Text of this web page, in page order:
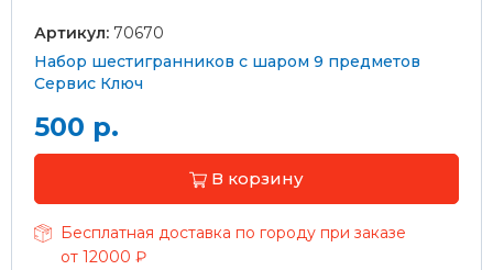
Артикул: 70670
Набор шестигранников с шаром 9 предметов
Сервис Ключ
500 р.
В корзину
Бесплатная доставка по городу при заказе
от 12000 ₽